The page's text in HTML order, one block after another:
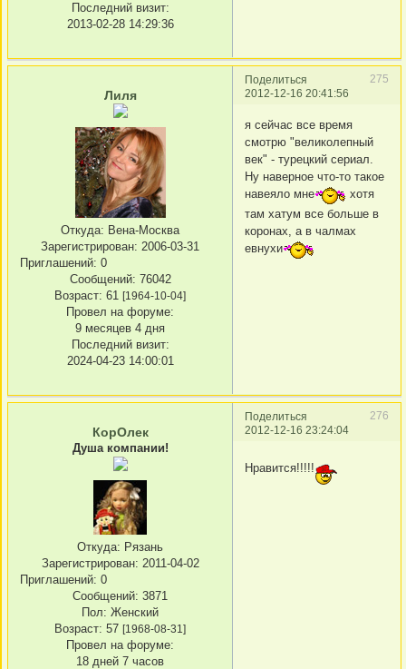
Последний визит:
2013-02-28 14:29:36
Поделиться
275
2012-12-16 20:41:56
Лиля
Откуда: Вена-Москва
Зарегистрирован: 2006-03-31
Приглашений: 0
Сообщений: 76042
Возраст: 61 [1964-10-04]
Провел на форуме:
9 месяцев 4 дня
Последний визит:
2024-04-23 14:00:01
я сейчас все время
смотрю "великолепный
век" - турецкий сериал.
Ну наверное что-то такое
навеяло мне
хотя
там хатум все больше в
коронах, а в чалмах
евнухи
Поделиться
276
2012-12-16 23:24:04
КорОлек
Душа компании!
Откуда: Рязань
Зарегистрирован: 2011-04-02
Приглашений: 0
Сообщений: 3871
Пол: Женский
Возраст: 57 [1968-08-31]
Провел на форуме:
18 дней 7 часов
Нравится!!!!!